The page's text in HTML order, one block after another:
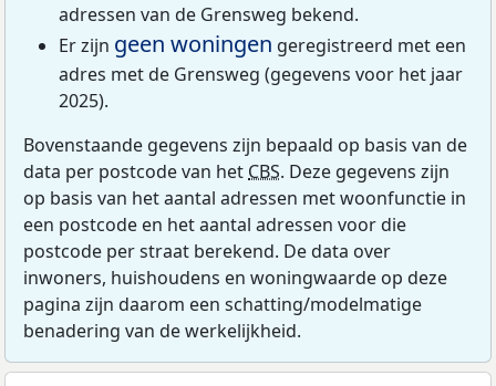
adressen van de Grensweg bekend.
Er zijn geen woningen geregistreerd met een
adres met de Grensweg (gegevens voor het jaar
2025).
Bovenstaande gegevens zijn bepaald op basis van de
data per postcode van het CBS. Deze gegevens zijn
op basis van het aantal adressen met woonfunctie in
een postcode en het aantal adressen voor die
postcode per straat berekend. De data over
inwoners, huishoudens en woningwaarde op deze
pagina zijn daarom een schatting/modelmatige
benadering van de werkelijkheid.